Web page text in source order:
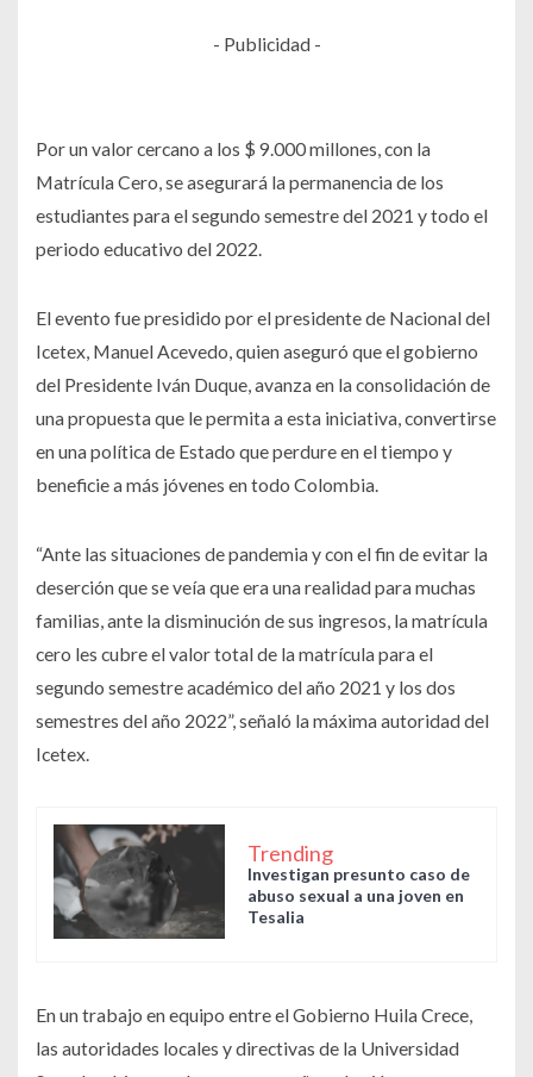
- Publicidad -
Por un valor cercano a los $ 9.000 millones, con la
Matrícula Cero, se asegurará la permanencia de los
estudiantes para el segundo semestre del 2021 y todo el
periodo educativo del 2022.
El evento fue presidido por el presidente de Nacional del
Icetex, Manuel Acevedo, quien aseguró que el gobierno
del Presidente Iván Duque, avanza en la consolidación de
una propuesta que le permita a esta iniciativa, convertirse
en una política de Estado que perdure en el tiempo y
beneficie a más jóvenes en todo Colombia.
“Ante las situaciones de pandemia y con el fin de evitar la
deserción que se veía que era una realidad para muchas
familias, ante la disminución de sus ingresos, la matrícula
cero les cubre el valor total de la matrícula para el
segundo semestre académico del año 2021 y los dos
semestres del año 2022”, señaló la máxima autoridad del
Icetex.
Trending
Investigan presunto caso de
abuso sexual a una joven en
Tesalia
En un trabajo en equipo entre el Gobierno Huila Crece,
las autoridades locales y directivas de la Universidad